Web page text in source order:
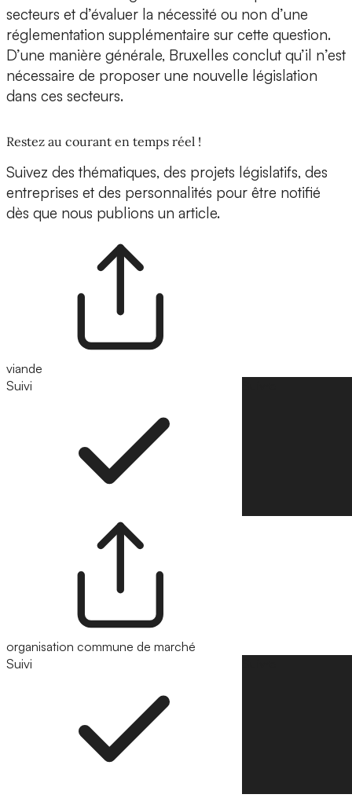
secteurs et d’évaluer la nécessité ou non d’une
réglementation supplémentaire sur cette question.
D’une manière générale, Bruxelles conclut qu’il n’est
nécessaire de proposer une nouvelle législation
dans ces secteurs.
Restez au courant en temps réel !
Suivez des thématiques, des projets législatifs, des
entreprises et des personnalités pour être notifié
dès que nous publions un article.
viande
Suivi
organisation commune de marché
Suivi